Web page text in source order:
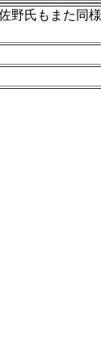
氏もまた同